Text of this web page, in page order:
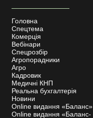
Головна
Спецтема
Комерція
Вебінари
Спецрозбір
Агропорадники
Агро
Кадровик
Медичні КНП
Реальна бухгалтерія
Новини
Online видання «Баланс»
Online видання «Баланс-